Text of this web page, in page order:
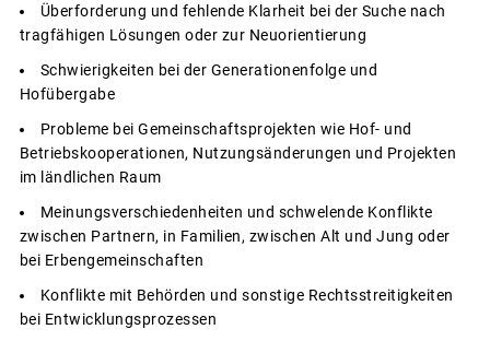
Überforderung und fehlende Klarheit bei der Suche nach
tragfähigen Lösungen oder zur Neuorientierung
Schwierigkeiten bei der Generationenfolge und
Hofübergabe
Probleme bei Gemeinschaftsprojekten wie Hof- und
Betriebskooperationen, Nutzungsänderungen und Projekten
im ländlichen Raum
Meinungsverschiedenheiten und schwelende Konflikte
zwischen Partnern, in Familien, zwischen Alt und Jung oder
bei Erbengemeinschaften
Konflikte mit Behörden und sonstige Rechtsstreitigkeiten
bei Entwicklungsprozessen